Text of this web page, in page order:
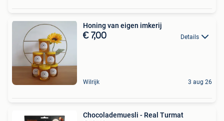
Honing van eigen imkerij
€ 7,00 Details
Wilrijk 3 aug 26
Chocolademuesli - Real Turmat